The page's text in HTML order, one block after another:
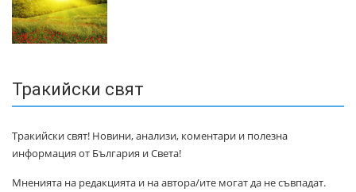
Тракийски свят
Тракийски свят! Новини, анализи, коментари и полезна
информация от България и Света!
Мненията на редакцията и на автора/ите могат да не съвпадат.